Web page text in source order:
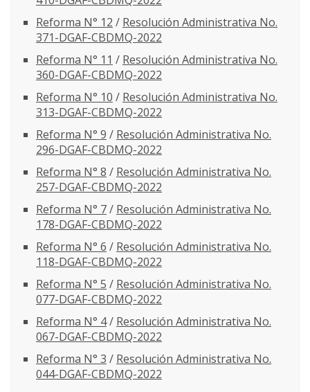
Reforma N° 12 / Resolución Administrativa No.
371-DGAF-CBDMQ-2022
Reforma N° 11 / Resolución Administrativa No.
360-DGAF-CBDMQ-2022
Reforma N° 10 / Resolución Administrativa No.
313-DGAF-CBDMQ-2022
Reforma N° 9 / Resolución Administrativa No.
296-DGAF-CBDMQ-2022
Reforma N° 8 / Resolución Administrativa No.
257-DGAF-CBDMQ-2022
Reforma N° 7/ Resolución Administrativa No.
178-DGAF-CBDMQ-2022
Reforma N° 6 / Resolución Administrativa No.
118-DGAF-CBDMQ-2022
Reforma N° 5 / Resolución Administrativa No.
077-DGAF-CBDMQ-2022
Reforma N° 4/ Resolución Administrativa No.
067-DGAF-CBDMQ-2022
Reforma N° 3 / Resolución Administrativa No.
044-DGAF-CBDMQ-2022